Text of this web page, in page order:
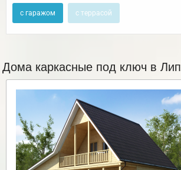
с гаражом с террасой
Дома каркасные под ключ в